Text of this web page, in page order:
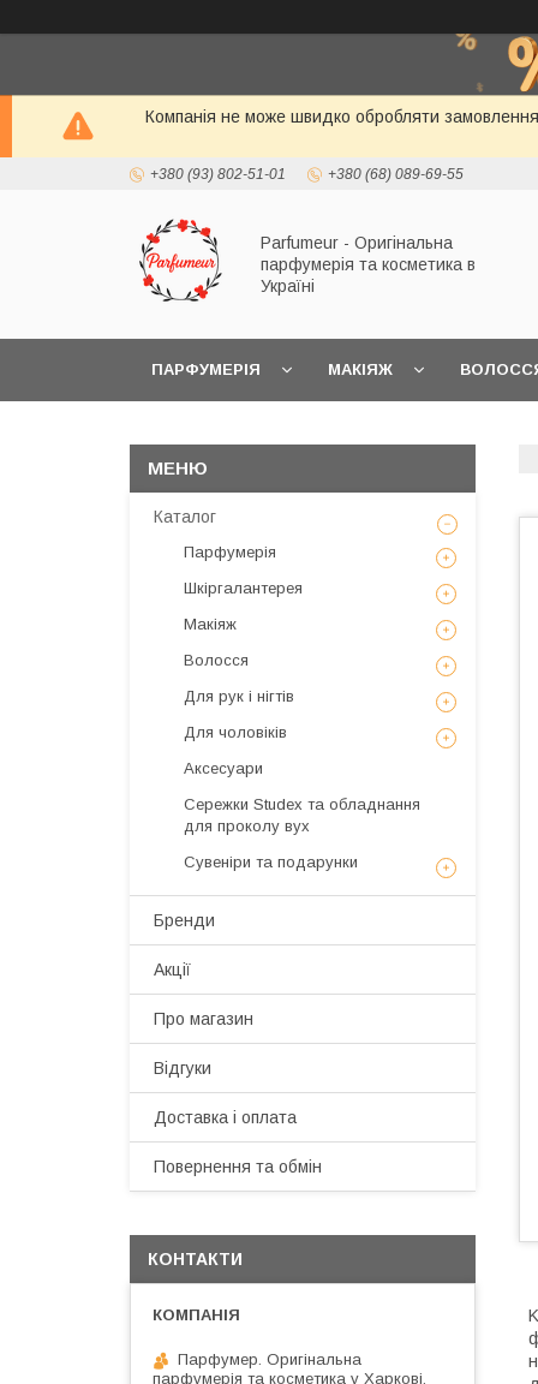
Компанія не може швидко обробляти
+380 (93) 802-51-01 +380 (68) 089-69-55
Parfumeur - Оригінальна
парфумерія та косметика в
Україні
ПАРФУМЕРІЯ МАКІЯЖ
Каталог
Парфумерія
Шкіргалантерея
Макіяж
Волосся
Для рук і нігтів
Для чоловіків
Аксесуари
Сережки Studex та обладнання
для проколу вух
Сувеніри та подарунки
Бренди
Акції
Про магазин
Відгуки
Доставка і оплата
Повернення та обмін
КОНТАКТИ
Парфумер. Оригінальна
парфумерія та косметика у Харкові,